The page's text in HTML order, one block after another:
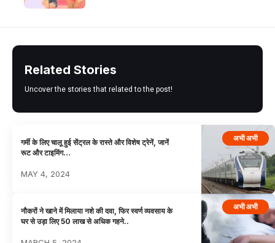
Related Stories
Uncover the stories that related to the post!
अभी अभी
गर्मी के लिए चालू हुई सेंट्रल के रास्ते और विशेष ट्रेनें, जानें
रूट और टाइमिंग…
MAY 4, 2024
अभी अभी
नौकरों ने खाने में मिलाया नशे की दवा, फिर स्वर्ण व्यवसाय के
घर से उड़ा लिए 50 लाख से अधिक गहने..